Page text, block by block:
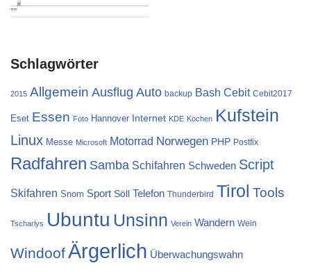
Schlagwörter
2015 Allgemein Ausflug Auto backup Bash Cebit Cebit2017
Eset Essen Foto Hannover Internet KDE Kochen Kufstein
Linux Messe Microsoft Motorrad Norwegen PHP Postfix
Radfahren Samba Schifahren Schweden Script
Skifahren Snom Sport Söll Telefon Thunderbird Tirol Tools
Tscharlys Ubuntu Unsinn Verein Wandern Wein
WindoofÄrgerlich Überwachungswahn